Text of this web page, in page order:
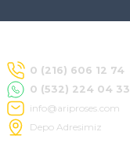
0 (216) 606 12 74
0 (532) 224 04 33
info@ariproses.com
Depo Adresimiz